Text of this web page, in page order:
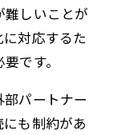
難しいことが
対応するた
です。
パートナー
も制約があ